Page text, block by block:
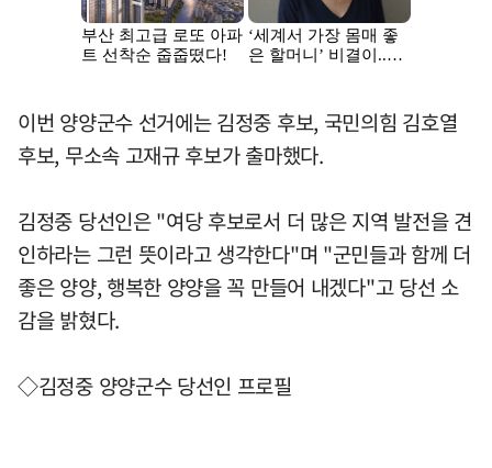
이번 양양군수 선거에는 김정중 후보, 국민의힘 김호열
후보, 무소속 고재규 후보가 출마했다.
김정중 당선인은 "여당 후보로서 더 많은 지역 발전을 견
인하라는 그런 뜻이라고 생각한다"며 "군민들과 함께 더
좋은 양양, 행복한 양양을 꼭 만들어 내겠다"고 당선 소
감을 밝혔다.
◇김정중 양양군수 당선인 프로필